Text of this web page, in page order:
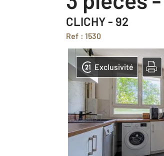
CLICHY - 92
Ref : 1530
Exclusivité